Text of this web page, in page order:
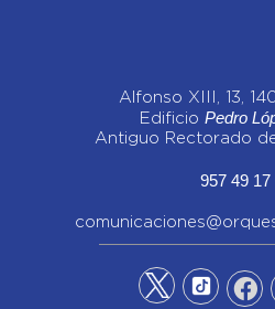
Alfonso XIII, 13,
Edificio Pedro
Antiguo Rectorado
957 49 17